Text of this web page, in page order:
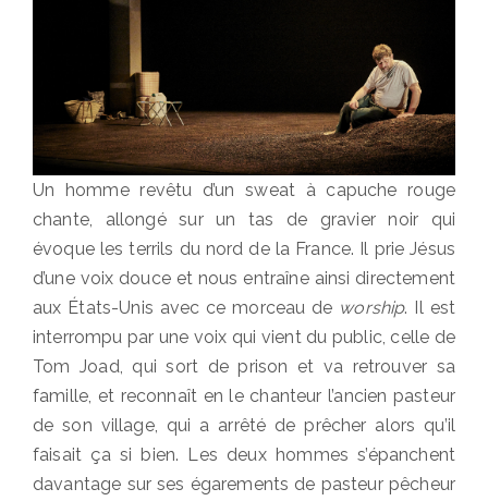
Un homme revêtu d’un sweat à capuche rouge
chante, allongé sur un tas de gravier noir qui
évoque les terrils du nord de la France. Il prie Jésus
d’une voix douce et nous entraîne ainsi directement
aux États-Unis avec ce morceau de worship. Il est
interrompu par une voix qui vient du public, celle de
Tom Joad, qui sort de prison et va retrouver sa
famille, et reconnaît en le chanteur l’ancien pasteur
de son village, qui a arrêté de prêcher alors qu’il
faisait ça si bien. Les deux hommes s’épanchent
davantage sur ses égarements de pasteur pêcheur